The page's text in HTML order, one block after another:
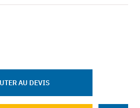
AU DEVIS